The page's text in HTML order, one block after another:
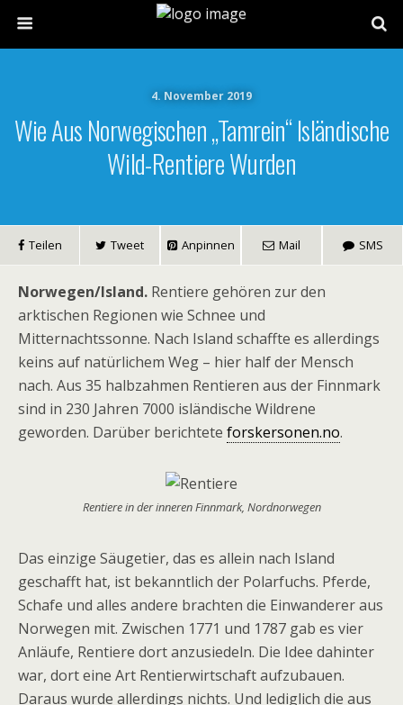
4. November 2019
Wie Aus Norwegischen „Tamrein“ Isländische
Wild-Rentiere Wurden
Teilen Tweet Anpinnen Mail SMS
Norwegen/Island. Rentiere gehören zur den
arktischen Regionen wie Schnee und
Mitternachtssonne. Nach Island schaffte es allerdings
keins auf natürlichem Weg – hier half der Mensch
nach. Aus 35 halbzahmen Rentieren aus der Finnmark
sind in 230 Jahren 7000 isländische Wildrene
geworden. Darüber berichtete forskersonen.no.
Rentiere in der inneren Finnmark, Nordnorwegen
Das einzige Säugetier, das es allein nach Island
geschafft hat, ist bekanntlich der Polarfuchs. Pferde,
Schafe und alles andere brachten die Einwanderer aus
Norwegen mit. Zwischen 1771 und 1787 gab es vier
Anläufe, Rentiere dort anzusiedeln. Die Idee dahinter
war, dort eine Art Rentierwirtschaft aufzubauen.
Daraus wurde allerdings nichts. Und lediglich die aus